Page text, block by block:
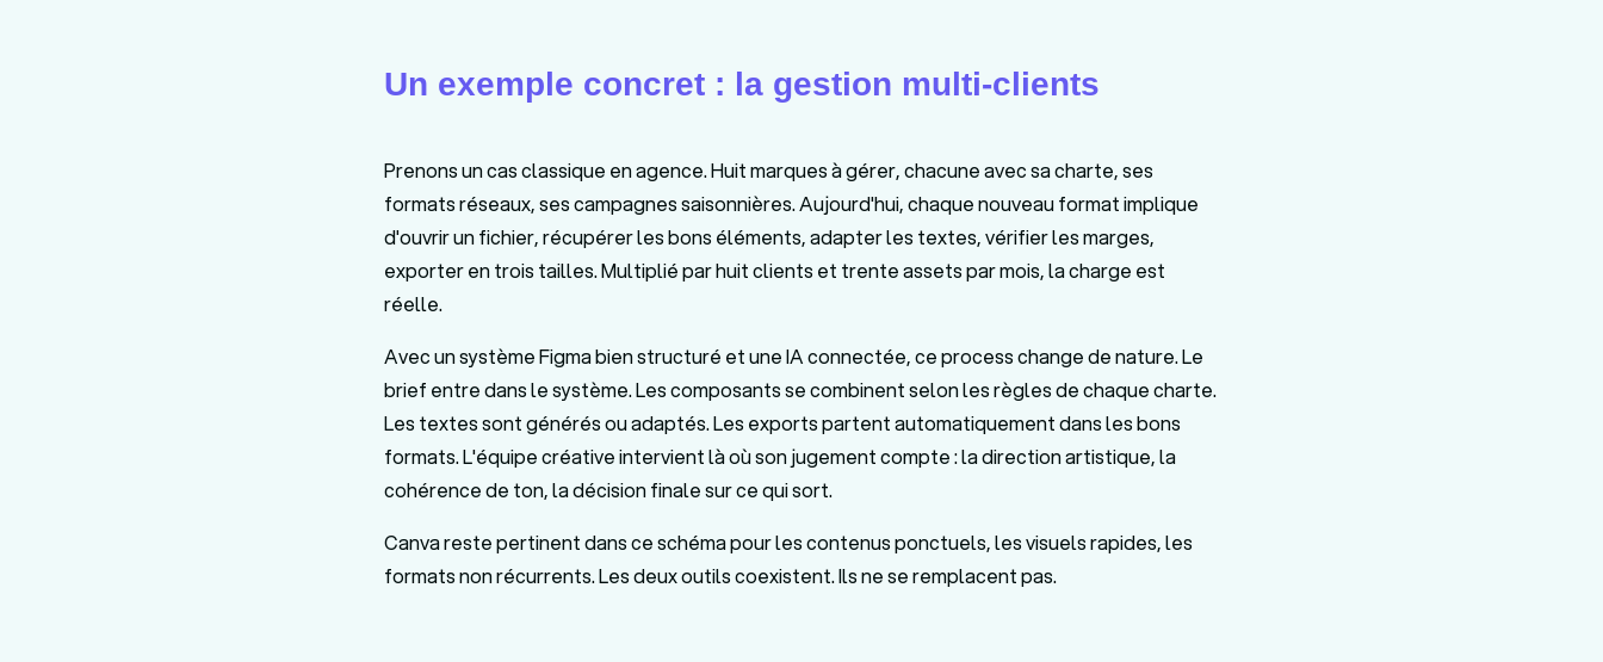
Un exemple concret : la gestion multi-clients
Prenons un cas classique en agence. Huit marques à gérer, chacune avec sa charte, ses
formats réseaux, ses campagnes saisonnières. Aujourd'hui, chaque nouveau format implique
d'ouvrir un fichier, récupérer les bons éléments, adapter les textes, vérifier les marges,
exporter en trois tailles. Multiplié par huit clients et trente assets par mois, la charge est
réelle.
Avec un système Figma bien structuré et une IA connectée, ce process change de nature. Le
brief entre dans le système. Les composants se combinent selon les règles de chaque charte.
Les textes sont générés ou adaptés. Les exports partent automatiquement dans les bons
formats. L'équipe créative intervient là où son jugement compte : la direction artistique, la
cohérence de ton, la décision finale sur ce qui sort.
Canva reste pertinent dans ce schéma pour les contenus ponctuels, les visuels rapides, les
formats non récurrents. Les deux outils coexistent. Ils ne se remplacent pas.